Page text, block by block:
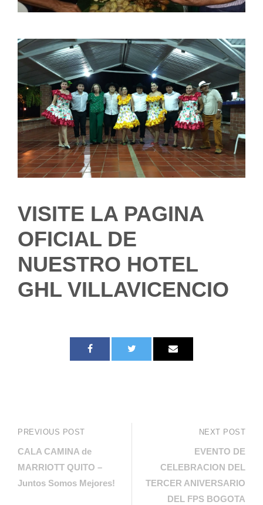
VISITE LA PAGINA
OFICIAL DE
NUESTRO HOTEL
GHL VILLAVICENCIO
PREVIOUS POST
CALA CAMINA de
MARRIOTT QUITO –
Juntos Somos Mejores!
NEXT POST
EVENTO DE
CELEBRACION DEL
TERCER ANIVERSARIO
DEL FPS BOGOTA